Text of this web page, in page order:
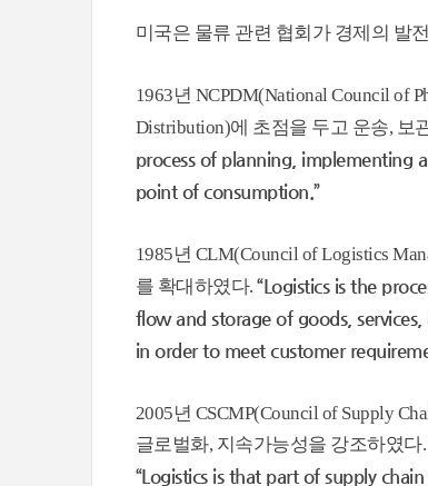
미국은 물류 관련 협회가 경제의 발
1963년 NCPDM(National Council of
Distribution)에 초점을 두고 운송,
process of planning,
point of consumption.”
1985년 CLM(Council of Logistics
를 확대하였다.“Logistics is the
flow and storage of goods,
in order to meet customer
2005년 CSCMP(Council of Supply
글로벌화, 지속가능성을 강조하였
“Logistics is that part of supply